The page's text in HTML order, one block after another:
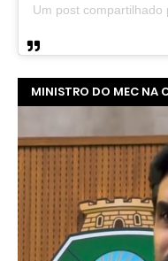
Um post
MINISTRO DO MEC NA